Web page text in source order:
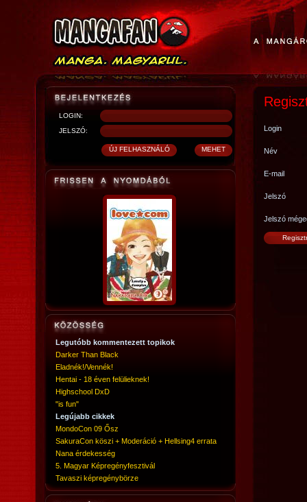
LOGIN:
JELSZÓ:
Legutóbb kommentezett topikok
Darker Than Black
Eladnék!/Vennék!
Hentai - 18 éven felülieknek!
Highschool DxD
"is fun"
Legújabb cikkek
MondoCon 09 Ősz
SakuraCon köszi + Moderáció + Hellsing4 errata
Nana érdekesség
5. Magyar Képregényfesztivál
Tavaszi képregénybörze
Login
Név
E-mail
Jelszó
Jelszó